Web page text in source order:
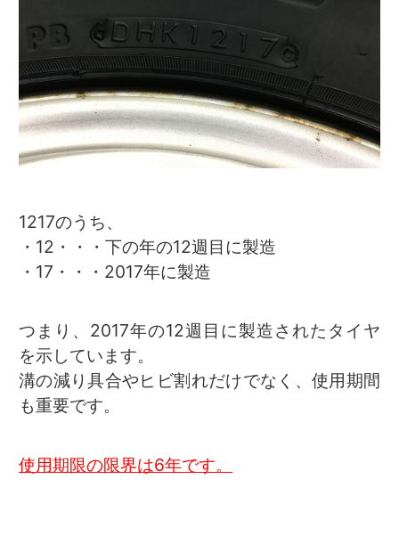
1217のうち、
・12・・・下の年の12週目に製造
・17・・・2017年に製造
つまり、2017年の12週目に製造されたタイヤ
を示しています。
溝の減り具合やヒビ割れだけでなく、使用期間
も重要です。
使用期限の限界は6年です。